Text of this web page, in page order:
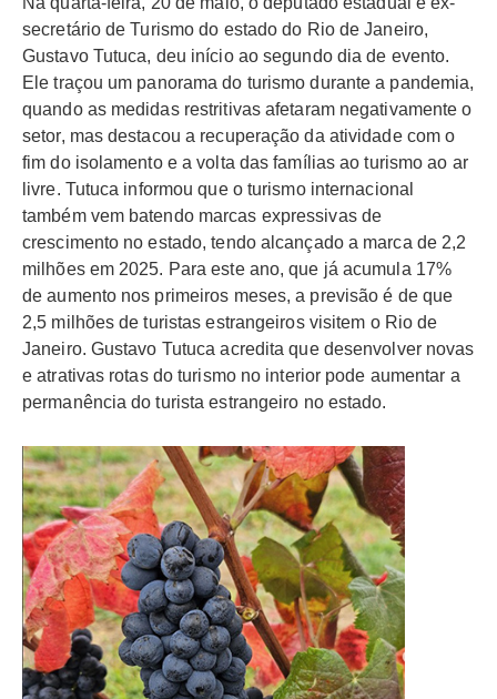
secretário de Turismo do estado do Rio de Janeiro,
Gustavo Tutuca, deu início ao segundo dia de evento.
Ele traçou um panorama do turismo durante a pandemia,
quando as medidas restritivas afetaram negativamente o
setor, mas destacou a recuperação da atividade com o
fim do isolamento e a volta das famílias ao turismo ao ar
livre. Tutuca informou que o turismo internacional
também vem batendo marcas expressivas de
crescimento no estado, tendo alcançado a marca de 2,2
milhões em 2025. Para este ano, que já acumula 17%
de aumento nos primeiros meses, a previsão é de que
2,5 milhões de turistas estrangeiros visitem o Rio de
Janeiro. Gustavo Tutuca acredita que desenvolver novas
e atrativas rotas do turismo no interior pode aumentar a
permanência do turista estrangeiro no estado.